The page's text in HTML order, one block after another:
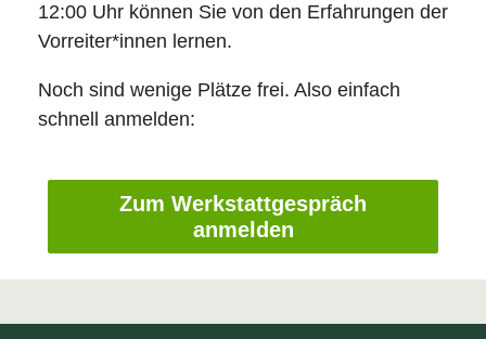
12:00 Uhr können Sie von den Erfahrungen der
Vorreiter*innen lernen.
Noch sind wenige Plätze frei. Also einfach
schnell anmelden:
Zum Werkstattgespräch
anmelden